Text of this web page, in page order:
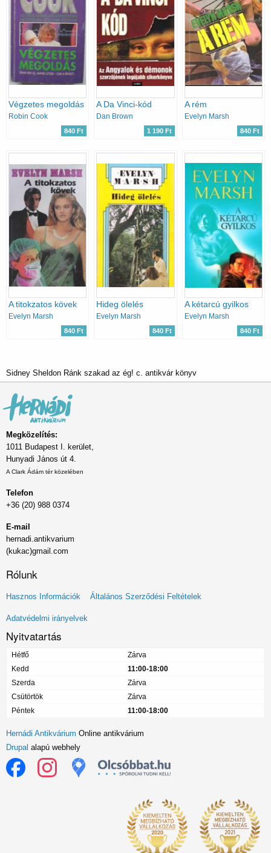
Végzetes megoldás
Robin Cook
840 Ft
A Da Vinci-kód
Dan Brown
1 190 Ft
A rém
Evelyn Marsh
840 Ft
A titokzatos kövek
Evelyn Marsh
840 Ft
Hideg ölelés
Evelyn Marsh
840 Ft
A kétarcú gyilkos
Evelyn Marsh
840 Ft
Sidney Sheldon Ránk szakad az ég! c. antikvár könyv
Megközelítés:
1011 Budapest I. kerület,
Hunyadi János út 4.
A Clark Ádám tér közelében
Telefon
+36 (20) 988 0374
E-mail
hernadi.antikvarium
(kukac)gmail.com
Rólunk
Lábléc
menü
Hasznos Információk Általános Szerződési Feltételek
Adatvédelmi irányelvek
Nyitvatartás
Hétfő
Zárva
Kedd
11:00-18:00
Szerda
Zárva
Csütörtök
Zárva
Péntek
11:00-18:00
Hernádi Antikvárium Online antikvárium
Drupal alapú webhely